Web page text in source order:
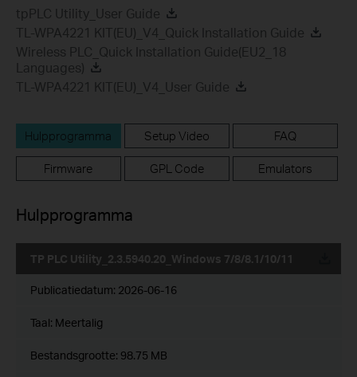
tpPLC Utility_User Guide
TL-WPA4221 KIT(EU)_V4_Quick Installation Guide
Wireless PLC_Quick Installation Guide(EU2_18
Languages)
TL-WPA4221 KIT(EU)_V4_User Guide
Hulpprogramma Setup Video FAQ
Firmware GPL Code Emulators
Hulpprogramma
TP PLC Utility_2.3.5940.20_Windows 7/8/8.1/10/11
Publicatiedatum: 2026-06-16
Taal: Meertalig
Bestandsgrootte: 98.75 MB